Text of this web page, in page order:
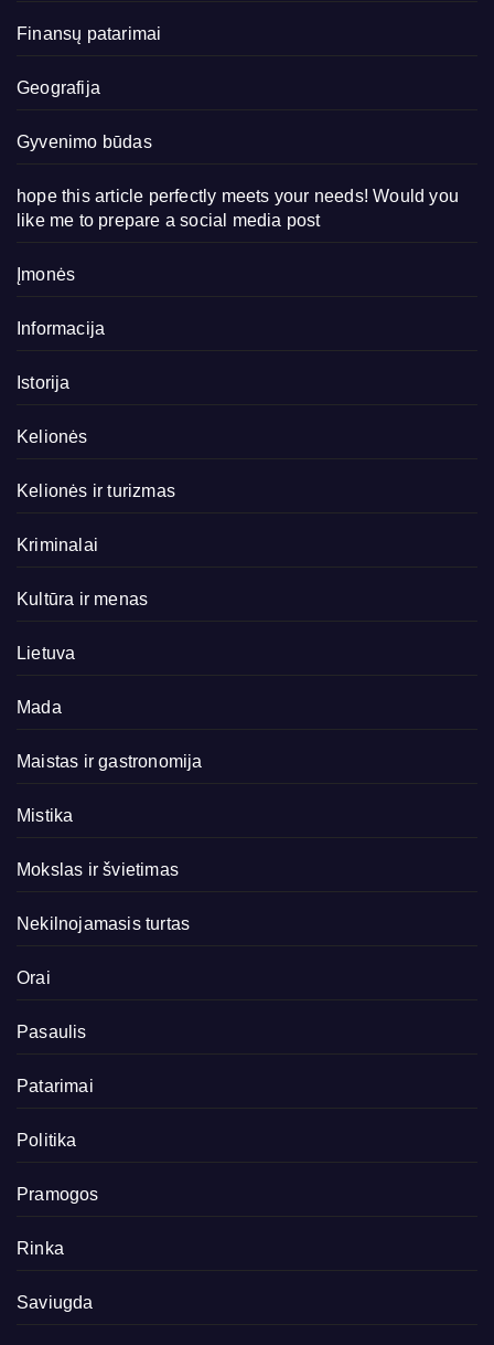
Finansų patarimai
Geografija
Gyvenimo būdas
hope this article perfectly meets your needs! Would you
like me to prepare a social media post
Įmonės
Informacija
Istorija
Kelionės
Kelionės ir turizmas
Kriminalai
Kultūra ir menas
Lietuva
Mada
Maistas ir gastronomija
Mistika
Mokslas ir švietimas
Nekilnojamasis turtas
Orai
Pasaulis
Patarimai
Politika
Pramogos
Rinka
Saviugda